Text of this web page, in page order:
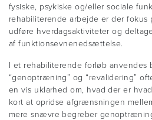
fysiske, psykiske og/eller sociale
rehabiliterende arbejde er der fokus
udføre hverdagsaktiviteter og
af funktionsevnenedsættelse.
I et rehabiliterende forløb anvendes
“genoptræning” og “revalidering”
en vis uklarhed om, hvad der er
kort at opridse afgrænsningen
mere snævre begreber